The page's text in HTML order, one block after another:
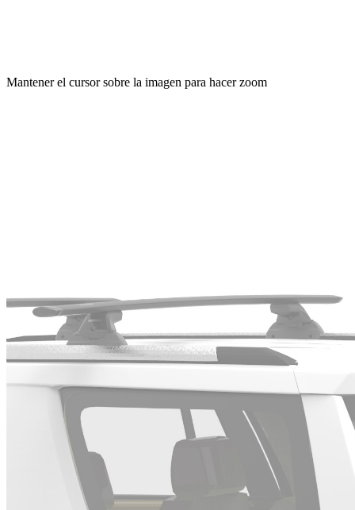
Mantener el cursor sobre la imagen para hacer zoom